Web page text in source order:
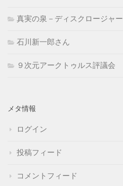
真実の泉－ディスクロージャー
石川新一郎さん
９次元アークトゥルス評議会
メタ情報
ログイン
投稿フィード
コメントフィード